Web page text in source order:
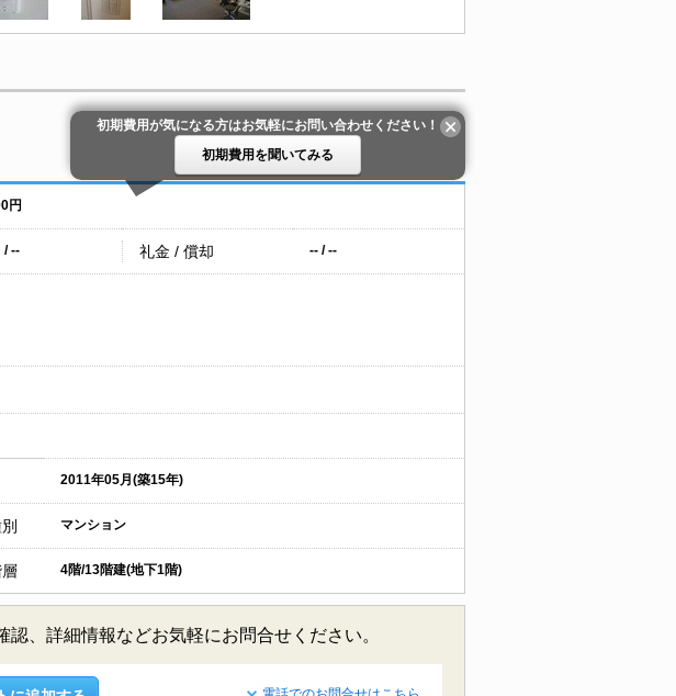
初期費用が気になる方はお気軽にお問い合わせください！
初期費用を聞いてみる
円
/ -- 礼金 / 償却 -- / --
2011年05月(築15年)
マンション
4階/13階建(地下1階)
、詳細情報などお気軽にお問合せください。